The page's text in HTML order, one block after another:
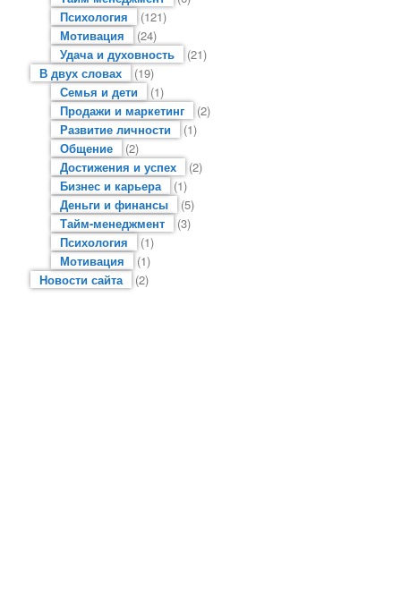
Психология
(121)
Мотивация
(24)
Удача и духовность
(21)
В двух словах
(19)
Семья и дети
(1)
Продажи и маркетинг
(2)
Развитие личности
(1)
Общение
(2)
Достижения и успех
(2)
Бизнес и карьера
(1)
Деньги и финансы
(5)
Тайм-менеджмент
(3)
Психология
(1)
Мотивация
(1)
Новости сайта
(2)